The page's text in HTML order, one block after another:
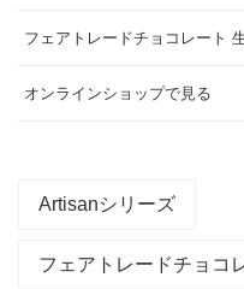
フェアトレードチョコレート
オンラインショップで見る
Artisanシリーズ
フェアトレードチョコ